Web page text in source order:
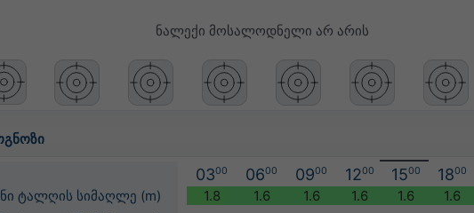
ნალექი მოსალოდნელი არ არის
0300 0600 0900 1200 1500 1800
ტალღის სიმაღლე (m) 1.8 1.6 1.6 1.6 1.6 1.6